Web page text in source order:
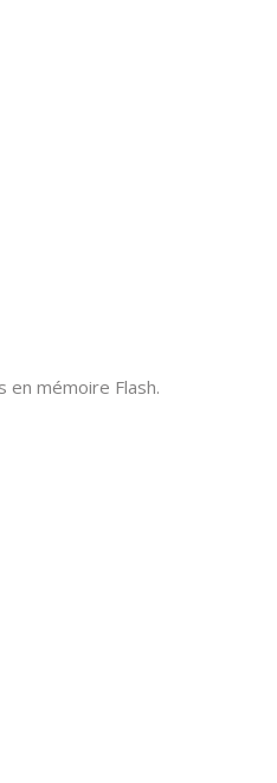
en mémoire Flash.